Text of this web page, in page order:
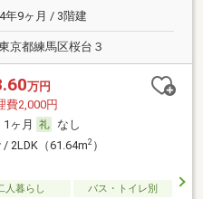
年9ヶ月 / 3階建
京都練馬区桜台３
万円
費2,000円
1ヶ月
なし
/ 2LDK（61.64m2）
人暮らし バス・トイレ別